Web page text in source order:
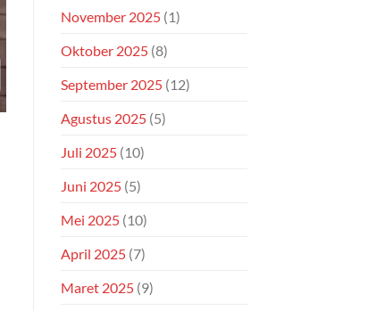
November 2025 (1)
Oktober 2025 (8)
September 2025 (12)
Agustus 2025 (5)
Juli 2025 (10)
Juni 2025 (5)
Mei 2025 (10)
April 2025 (7)
Maret 2025 (9)